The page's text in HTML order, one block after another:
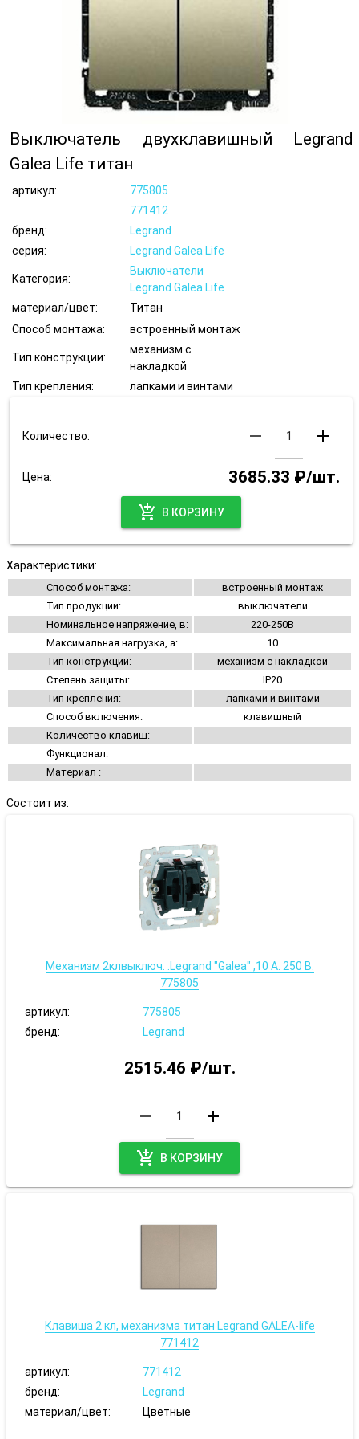
Выключатель двухклавишный Legrand
Galea Life титан
артикул:
775805
771412
бренд:
Legrand
серия:
Legrand Galea Life
Категория:
Выключатели
Legrand Galea Life
материал/цвет:
Титан
Способ монтажа:
встроенный монтаж
Тип конструкции:
механизм с
накладкой
Тип крепления:
лапками и винтами
Количество: remove add
Цена:
3685.33 ₽/шт.
add_shopping_cart
В КОРЗИНУ
Характеристики:
Способ монтажа:
встроенный монтаж
Тип продукции:
выключатели
Номинальное напряжение, в:
220-250В
Максимальная нагрузка, а:
10
Тип конструкции:
механизм с накладкой
Степень защиты:
IP20
Тип крепления:
лапками и винтами
Способ включения:
клавишный
Количество клавиш:
Функционал:
Материал :
Состоит из:
Механизм 2клвыключ. .Legrand "Galea" ,10 А. 250 В.
775805
артикул:
775805
бренд:
Legrand
2515.46 ₽/шт.
remove add
add_shopping_cart В КОРЗИНУ
Клавиша 2 кл, механизма титан Legrand GALEA-life
771412
артикул:
771412
бренд:
Legrand
материал/цвет:
Цветные